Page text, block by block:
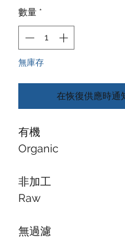
數量 *
無庫存
在恢復供應時通
有機
Organic
非加工
Raw
無過濾